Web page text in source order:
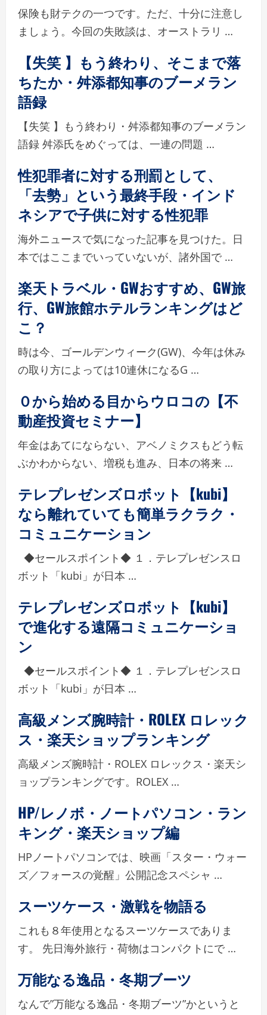
保険も財テクの一つです。ただ、十分に注意し
ましょう。今回の失敗談は、オーストラリ …
【失笑 】もう終わり、そこまで落
ちたか・舛添都知事のブーメラン
語録
【失笑 】もう終わり・舛添都知事のブーメラン
語録 舛添氏をめぐっては、一連の問題 …
性犯罪者に対する刑罰として、
「去勢」という最終手段・インド
ネシアで子供に対する性犯罪
海外ニュースで気になった記事を見つけた。日
本ではここまでいっていないが、諸外国で …
楽天トラベル・GWおすすめ、GW旅
行、GW旅館ホテルランキングはど
こ？
時は今、ゴールデンウィーク(GW)、今年は休み
の取り方によっては10連休になるG …
０から始める目からウロコの【不
動産投資セミナー】
年金はあてにならない、アベノミクスもどう転
ぶかわからない、増税も進み、日本の将来 …
テレプレゼンズロボット【kubi】
なら離れていても簡単ラクラク・
コミュニケーション
◆セールスポイント◆ １．テレプレゼンスロ
ボット「kubi」が日本 …
テレプレゼンズロボット【kubi】
で進化する遠隔コミュニケーショ
ン
◆セールスポイント◆ １．テレプレゼンスロ
ボット「kubi」が日本 …
高級メンズ腕時計・ROLEX ロレック
ス・楽天ショップランキング
高級メンズ腕時計・ROLEX ロレックス・楽天シ
ョップランキングです。ROLEX …
HP/レノボ・ノートパソコン・ラン
キング・楽天ショップ編
HPノートパソコンでは、映画「スター・ウォー
ズ／フォースの覚醒」公開記念スペシャ …
スーツケース・激戦を物語る
これも８年使用となるスーツケースでありま
す。 先日海外旅行・荷物はコンパクトにで …
万能なる逸品・冬期ブーツ
なんで”万能なる逸品・冬期ブーツ”かというと